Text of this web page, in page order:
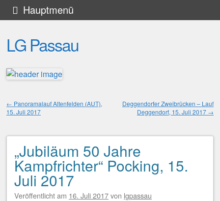
LG Passau
Hauptmenü
Zum
Inhalt
springen
Beitragsnavigation
← Panoramalauf Altenfelden (AUT),
15. Juli 2017
Deggendorfer Zweibrücken – Lauf
Deggendorf, 15. Juli 2017 →
„Jubiläum 50 Jahre
Kampfrichter“ Pocking, 15.
Juli 2017
Veröffentlicht am 16. Juli 2017von lgpassau